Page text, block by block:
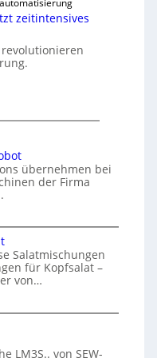
zeitintensives
übernehmen bei
der Firma
Salatmischungen
für Kopfsalat –
von…
LM3S.. von SEW-